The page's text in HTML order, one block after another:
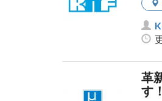
革
す！